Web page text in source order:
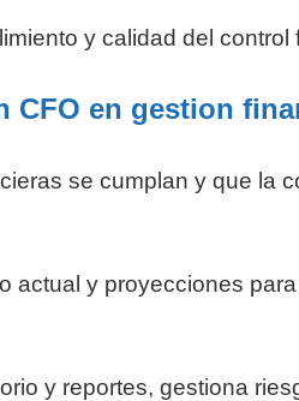
y calidad del control
CFO en gestion
se cumplan y que la
actual y proyecciones
y reportes, gestiona